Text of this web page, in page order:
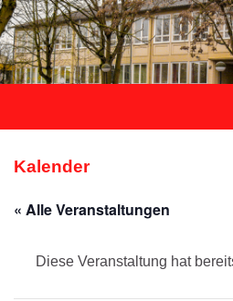
Kalender
« Alle Veranstaltungen
Diese Veranstaltung hat